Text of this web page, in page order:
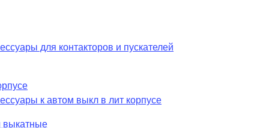
для контакторов и пускателей
к автом выкл в лит корпусе
выкатные